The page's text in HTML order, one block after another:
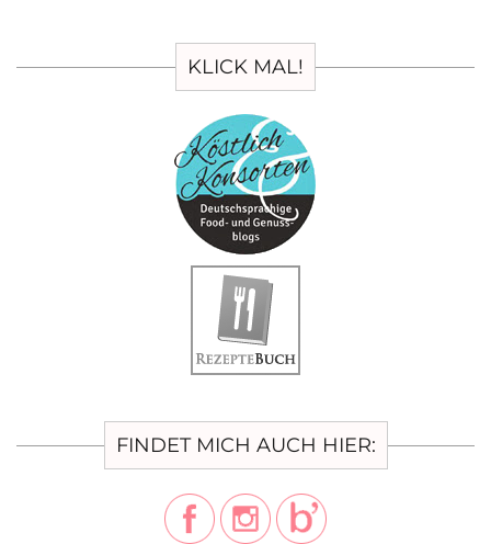
KLICK MAL!
FINDET MICH AUCH HIER: